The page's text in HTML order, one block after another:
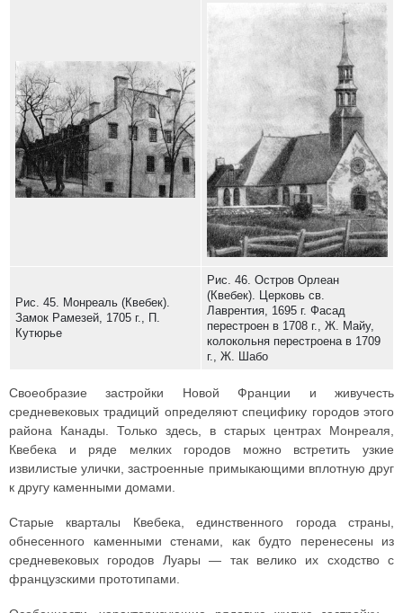
Рис. 45. Монреаль (Квебек).
Замок Рамезей, 1705 г., П.
Кутюрье
Рис. 46. Остров Орлеан
(Квебек). Церковь св.
Лаврентия, 1695 г. Фасад
перестроен в 1708 г., Ж. Майу,
колокольня перестроена в 1709
г., Ж. Шабо
Своеобразие застройки Новой Франции и живучесть
средневековых традиций определяют специфику городов этого
района Канады. Только здесь, в старых центрах Монреаля,
Квебека и ряде мелких городов можно встретить узкие
извилистые улички, застроенные примыкающими вплотную друг
к другу каменными домами.
Старые кварталы Квебека, единственного города страны,
обнесенного каменными стенами, как будто перенесены из
средневековых городов Луары — так велико их сходство с
французскими прототипами.